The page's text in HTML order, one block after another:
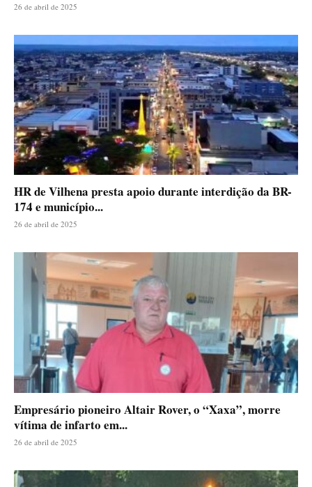
26 de abril de 2025
HR de Vilhena presta apoio durante interdição da BR-
174 e município...
26 de abril de 2025
Empresário pioneiro Altair Rover, o “Xaxa”, morre
vítima de infarto em...
26 de abril de 2025